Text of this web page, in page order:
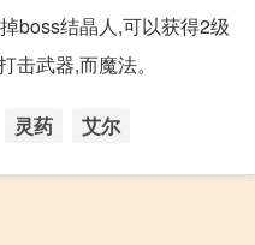
boss结晶人,可以获得2级
击武器,而魔法。
灵药 艾尔